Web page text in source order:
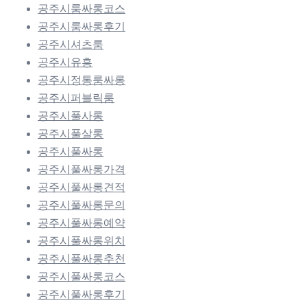
공주시룸싸롱코스
공주시룸싸롱후기
공주시셔츠룸
공주시유흥
공주시정통룸싸롱
공주시퍼블릭룸
공주시풀사롱
공주시풀살롱
공주시풀싸롱
공주시풀싸롱가격
공주시풀싸롱견적
공주시풀싸롱문의
공주시풀싸롱예약
공주시풀싸롱위치
공주시풀싸롱추천
공주시풀싸롱코스
공주시풀싸롱후기